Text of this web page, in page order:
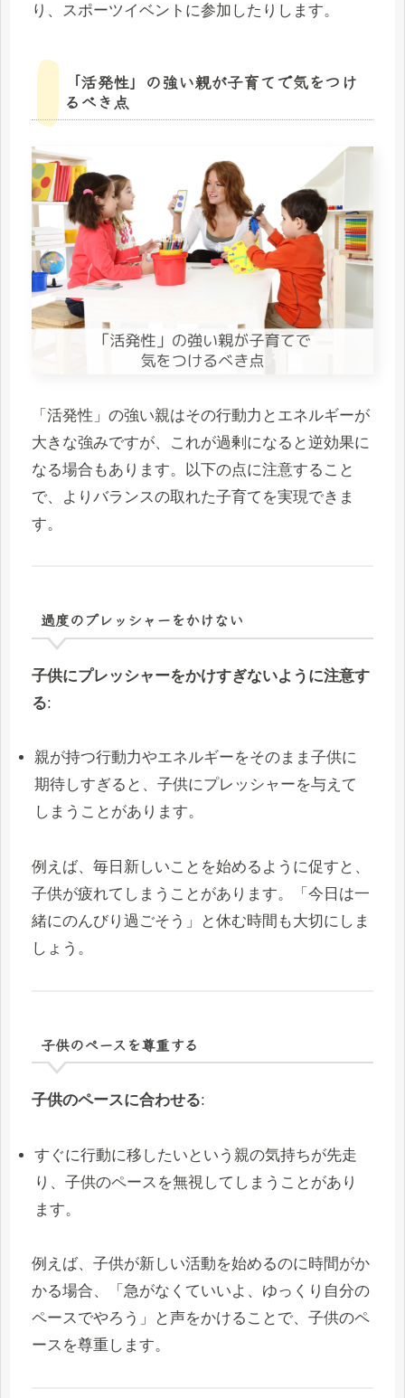
り、スポーツイベントに参加したりします。
「活発性」の強い親が子育てで気をつけ
るべき点
「活発性」の強い親はその行動力とエネルギーが
大きな強みですが、これが過剰になると逆効果に
なる場合もあります。以下の点に注意すること
で、よりバランスの取れた子育てを実現できま
す。
過度のプレッシャーをかけない
子供にプレッシャーをかけすぎないように注意す
る:
親が持つ行動力やエネルギーをそのまま子供に
期待しすぎると、子供にプレッシャーを与えて
しまうことがあります。
例えば、毎日新しいことを始めるように促すと、
子供が疲れてしまうことがあります。「今日は一
緒にのんびり過ごそう」と休む時間も大切にしま
しょう。
子供のペースを尊重する
子供のペースに合わせる:
すぐに行動に移したいという親の気持ちが先走
り、子供のペースを無視してしまうことがあり
ます。
例えば、子供が新しい活動を始めるのに時間がか
かる場合、「急がなくていいよ、ゆっくり自分の
ペースでやろう」と声をかけることで、子供のペ
ースを尊重します。